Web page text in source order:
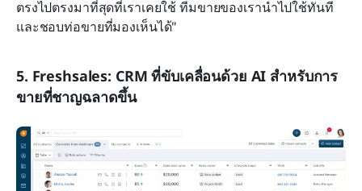
ตรงไปตรงมาที่สุดที่เราเคยใช้ ทีมขายของเรานำไปใช้ทันที
และชอบท่อขายที่มองเห็นได้"
5. Freshsales: CRM ที่ขับเคลื่อนด้วย AI สำหรับการ
ขายที่ชาญฉลาดขึ้น